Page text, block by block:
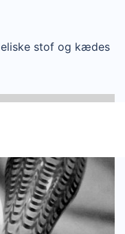
stof og kædes